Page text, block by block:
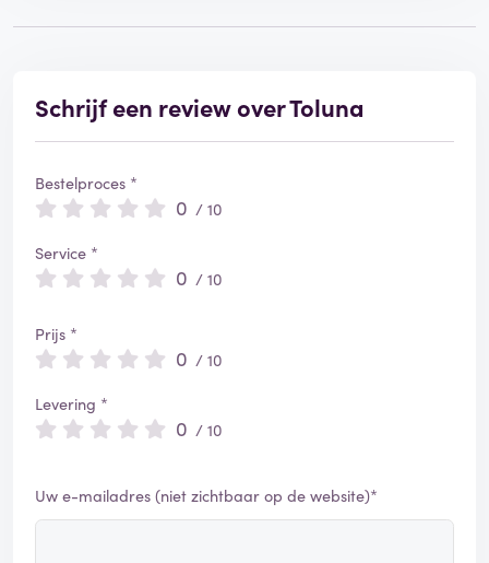
Schrijf een review over Toluna
Bestelproces *
0 / 10
Service *
0 / 10
Prijs *
0 / 10
Levering *
0 / 10
Uw e-mailadres (niet zichtbaar op de website)*